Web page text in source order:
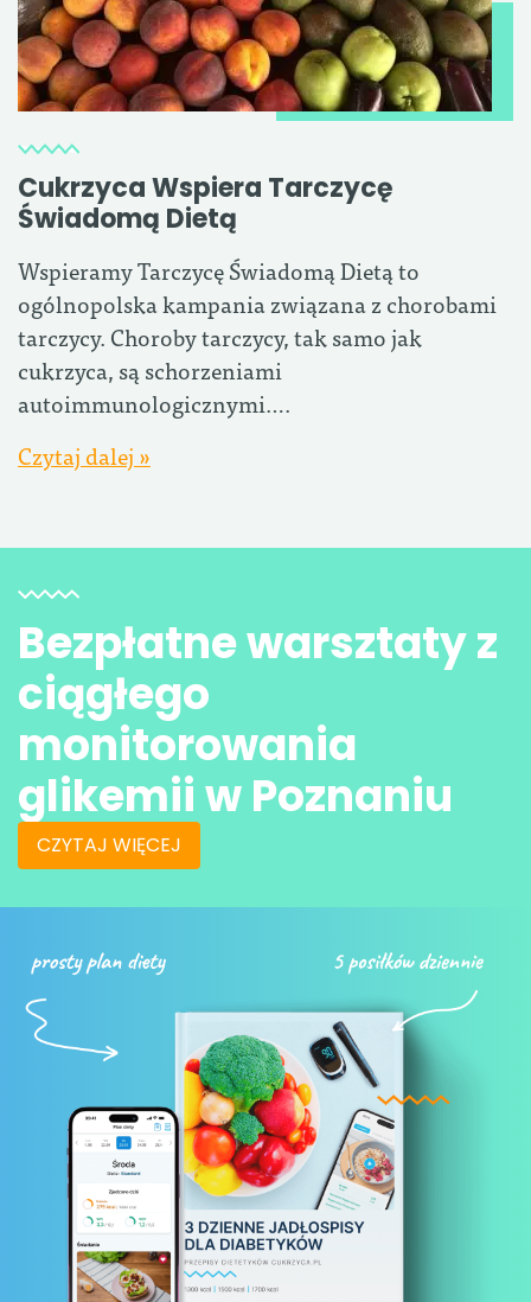
Cukrzyca Wspiera Tarczycę
Świadomą Dietą
Wspieramy Tarczycę Świadomą Dietą to
ogólnopolska kampania związana z chorobami
tarczycy. Choroby tarczycy, tak samo jak
cukrzyca, są schorzeniami
autoimmunologicznymi….
Czytaj dalej »
Bezpłatne warsztaty z
ciągłego
monitorowania
glikemii w Poznaniu
CZYTAJ WIĘCEJ